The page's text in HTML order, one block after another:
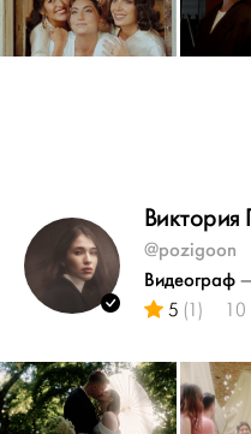
Виктория
@pozigoon
Видеограф
5 (1) 10